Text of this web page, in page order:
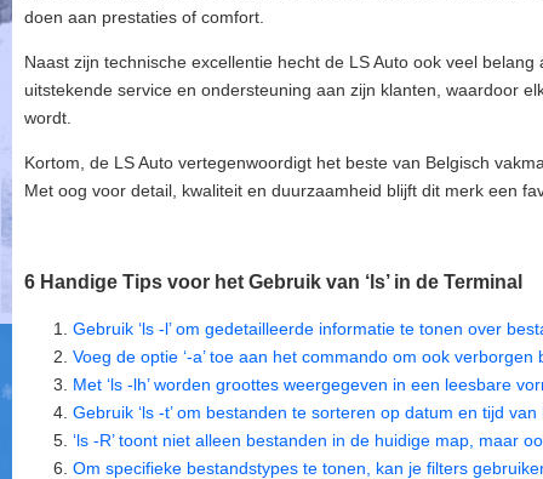
doen aan prestaties of comfort.
Naast zijn technische excellentie hecht de LS Auto ook veel
uitstekende service en ondersteuning aan zijn klanten, waardoor
wordt.
Kortom, de LS Auto vertegenwoordigt het beste van Belgisch
Met oog voor detail, kwaliteit en duurzaamheid blijft dit merk een
6 Handige Tips voor het Gebruik van ‘ls’ in de Terminal
Gebruik ‘ls -l’ om gedetailleerde informatie te tonen over
Voeg de optie ‘-a’ toe aan het commando om ook
Met ‘ls -lh’ worden groottes weergegeven in een leesbare
Gebruik ‘ls -t’ om bestanden te sorteren op datum en tijd
‘ls -R’ toont niet alleen bestanden in de huidige map, maar
Om specifieke bestandstypes te tonen, kan je filters